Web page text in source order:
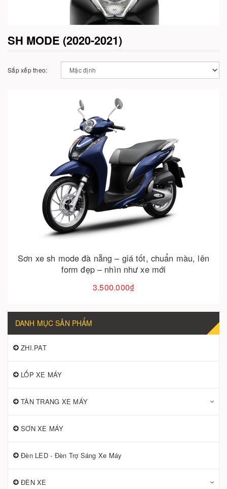
SH MODE (2020-2021)
Sắp xếp theo:
Sơn xe sh mode đà nẵng – giá tốt, chuẩn màu, lên
form đẹp – nhìn như xe mới
3.500.000₫
Cho vào giỏ hàng
DANH MỤC SẢN PHẨM
ZHI.PAT
LỐP XE MÁY
TÂN TRANG XE MÁY
SƠN XE MÁY
Đèn LED - Đèn Trợ Sáng Xe Máy
ĐÈN XE